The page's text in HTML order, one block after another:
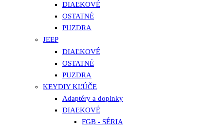
DIAĽKOVÉ
OSTATNÉ
PUZDRA
JEEP
DIAĽKOVÉ
OSTATNÉ
PUZDRA
KEYDIY KĽÚČE
Adaptéry a doplnky
DIAĽKOVÉ
FGB - SÉRIA